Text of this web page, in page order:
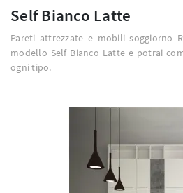
Self Bianco Latte
Pareti attrezzate e mobili soggiorno
modello Self Bianco Latte e potrai
ogni tipo.